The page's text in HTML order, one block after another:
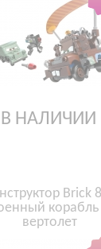
В НАЛИЧИИ
Brick
корабль
вертолет